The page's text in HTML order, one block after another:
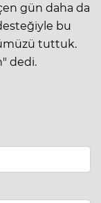
gün daha da
bu
tuttuk.
dedi.